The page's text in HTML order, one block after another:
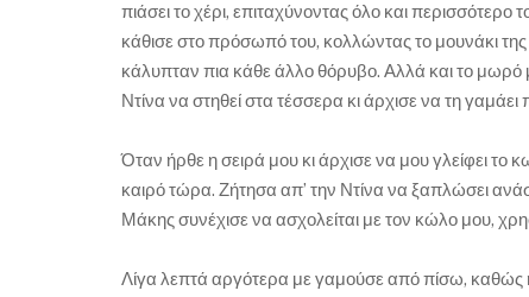
πιάσει το χέρι, επιταχύνοντας όλο και
κάθισε στο πρόσωπό του, κολλώντας το μουνάκι
κάλυπταν πια κάθε άλλο θόρυβο. Αλλά και το μωρό
Ντίνα να στηθεί στα τέσσερα κι άρχισε να τη
Όταν ήρθε η σειρά μου κι άρχισε να μου γλείφει το
καιρό τώρα. Ζήτησα απ’ την Ντίνα να ξαπλώσει
Μάκης συνέχισε να ασχολείται με τον κώλο μου,
Λίγα λεπτά αργότερα με γαμούσε από πίσω, καθώς